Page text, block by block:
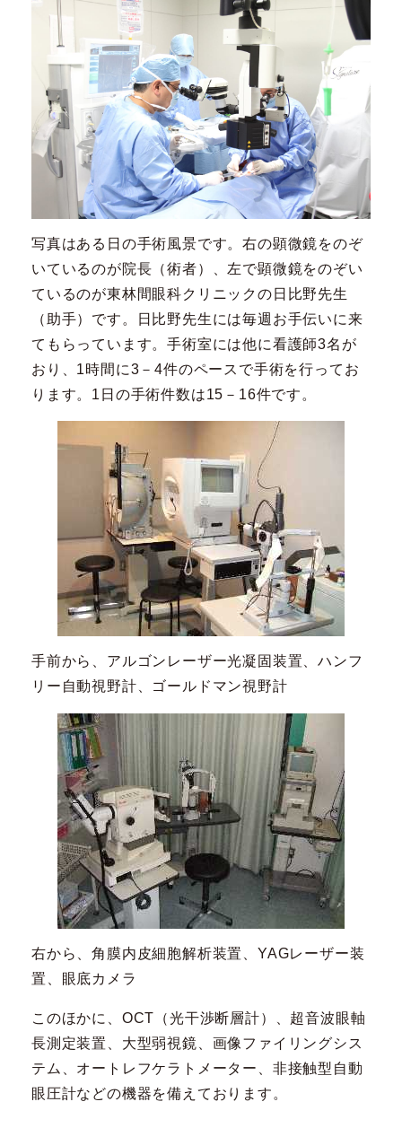
写真はある日の手術風景です。右の顕微鏡をのぞ
いているのが院長（術者）、左で顕微鏡をのぞい
ているのが東林間眼科クリニックの日比野先生
（助手）です。日比野先生には毎週お手伝いに来
てもらっています。手術室には他に看護師3名が
おり、1時間に3－4件のペースで手術を行ってお
ります。1日の手術件数は15－16件です。
手前から、アルゴンレーザー光凝固装置、ハンフ
リー自動視野計、ゴールドマン視野計
右から、角膜内皮細胞解析装置、YAGレーザー装
置、眼底カメラ
このほかに、OCT（光干渉断層計）、超音波眼軸
長測定装置、大型弱視鏡、画像ファイリングシス
テム、オートレフケラトメーター、非接触型自動
眼圧計などの機器を備えております。